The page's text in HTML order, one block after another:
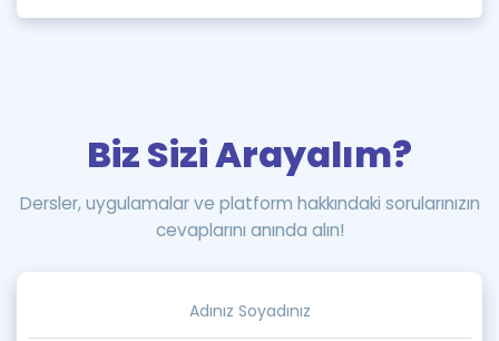
Biz Sizi Arayalım?
Dersler, uygulamalar ve platform hakkındaki sorularınızın
cevaplarını anında alın!